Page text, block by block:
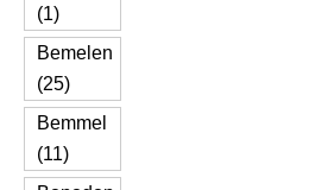
(1)
Bemelen
(25)
Bemmel
(11)